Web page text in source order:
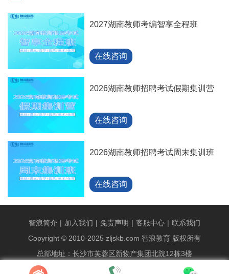
2027湖南教师考编智享全程班
在线咨询
2026湖南教师招聘考试假期集训营
在线咨询
2026湖南教师招聘考试周末集训班
在线咨询
智浪简介 | 加入我们 | 免责声明 | 客服中心 | 联系我们
Copyright © 2010-2025 zljskb.com 智浪教育 版权所有
总部地址：长沙市芙蓉区新物产集团北院12栋3楼
统一报名专线：89829186